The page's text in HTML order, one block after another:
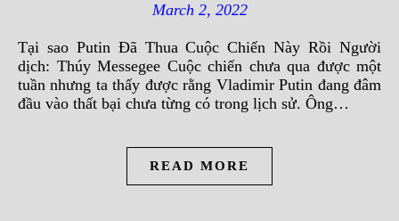
March 2, 2022
Tại sao Putin Đã Thua Cuộc Chiến Này Rồi Người
dịch: Thúy Messegee Cuộc chiến chưa qua được một
tuần nhưng ta thấy được rằng Vladimir Putin đang đâm
đầu vào thất bại chưa từng có trong lịch sử. Ông…
READ MORE